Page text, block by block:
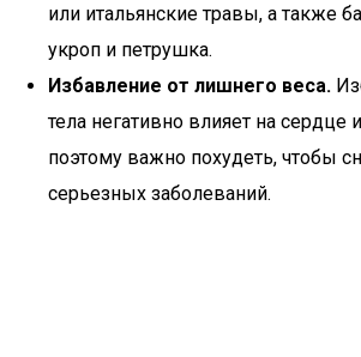
или итальянские травы, а также
укроп и петрушка.
Избавление от лишнего веса.
тела негативно влияет на сердце
поэтому важно похудеть, чтобы
серьезных заболеваний.